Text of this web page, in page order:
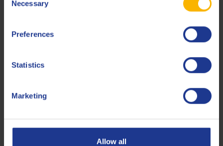
Selection
Necessary
Preferences
Statistics
Marketing
Allow all
Gerelateerde producten
Q8 Stravinsky POE 100